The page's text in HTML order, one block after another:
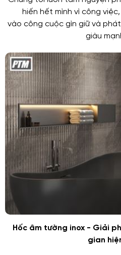
hiến hết mình vì công
vào công cuộc gìn giữ và
giàu
Hốc âm tường inox - Giải
gian